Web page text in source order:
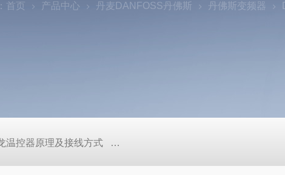
首页 产品中心 丹麦DANFOSS丹佛斯 丹佛斯变频器
温控器原理及接线方式 日本SMC真空压力开关的中文资料